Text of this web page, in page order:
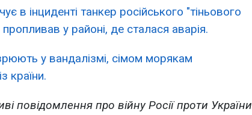
в інциденті танкер російського "тіньового
у районі, де сталася аварія.
у вандалізмі, сімом морякам
країни.
повідомлення про війну Росії проти України